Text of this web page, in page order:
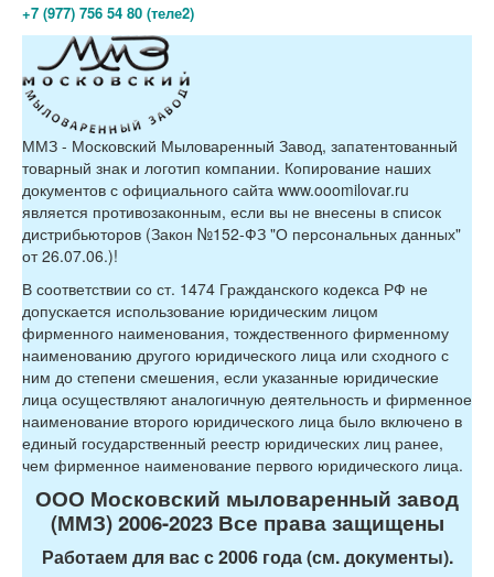
+7 (977) 756 54 80 (теле2)
ММЗ - Московский Мыловаренный Завод, запатентованный
товарный знак и логотип компании. Копирование наших
документов с официального сайта www.ooomilovar.ru
является противозаконным, если вы не внесены в список
дистрибьюторов (Закон №152-ФЗ "О персональных данных"
от 26.07.06.)!
В соответствии со ст. 1474 Гражданского кодекса РФ не
допускается использование юридическим лицом
фирменного наименования, тождественного фирменному
наименованию другого юридического лица или сходного с
ним до степени смешения, если указанные юридические
лица осуществляют аналогичную деятельность и фирменное
наименование второго юридического лица было включено в
единый государственный реестр юридических лиц ранее,
чем фирменное наименование первого юридического лица.
ООО Московский мыловаренный завод
(ММЗ) 2006-2023 Все права защищены
Работаем для вас с 2006 года (см. документы).